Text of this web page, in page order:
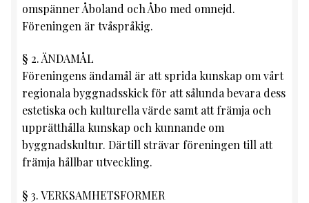
omspänner Åboland och Åbo med omnejd.
Föreningen är tvåspråkig.
§ 2. ÄNDAMÅL
Föreningens ändamål är att sprida kunskap om vårt
regionala byggnadsskick för att sålunda bevara dess
estetiska och kulturella värde samt att främja och
upprätthålla kunskap och kunnande om
byggnadskultur. Därtill strävar föreningen till att
främja hållbar utveckling.
§ 3. VERKSAMHETSFORMER